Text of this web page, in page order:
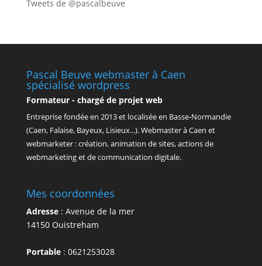
Tweets de @pascalbeuve
Pascal Beuve webmaster à Caen
spécialisé wordpress
Formateur - chargé de projet web
Entreprise fondée en 2013et localisée en Basse-Normandie
(Caen, Falaise, Bayeux, Lisieux...). Webmaster à Caen et
webmarketer : création, animation de sites, actions de
webmarketing et de communication digitale.
Mes coordonnées
Adresse: Avenue de la mer
14150 Ouistreham
Portable: 0621253028